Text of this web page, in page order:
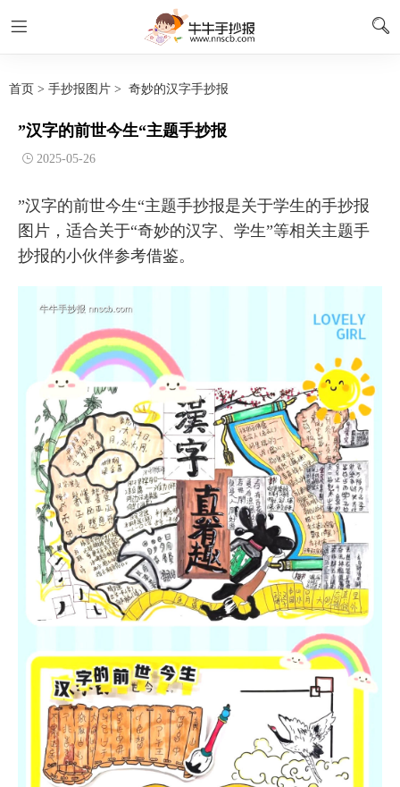
首页 > 手抄报图片 > 奇妙的汉字手抄报
”汉字的前世今生“主题手抄报
2025-05-26
”汉字的前世今生“主题手抄报是关于学生的手抄报
图片，适合关于“奇妙的汉字、学生”等相关主题手
抄报的小伙伴参考借鉴。